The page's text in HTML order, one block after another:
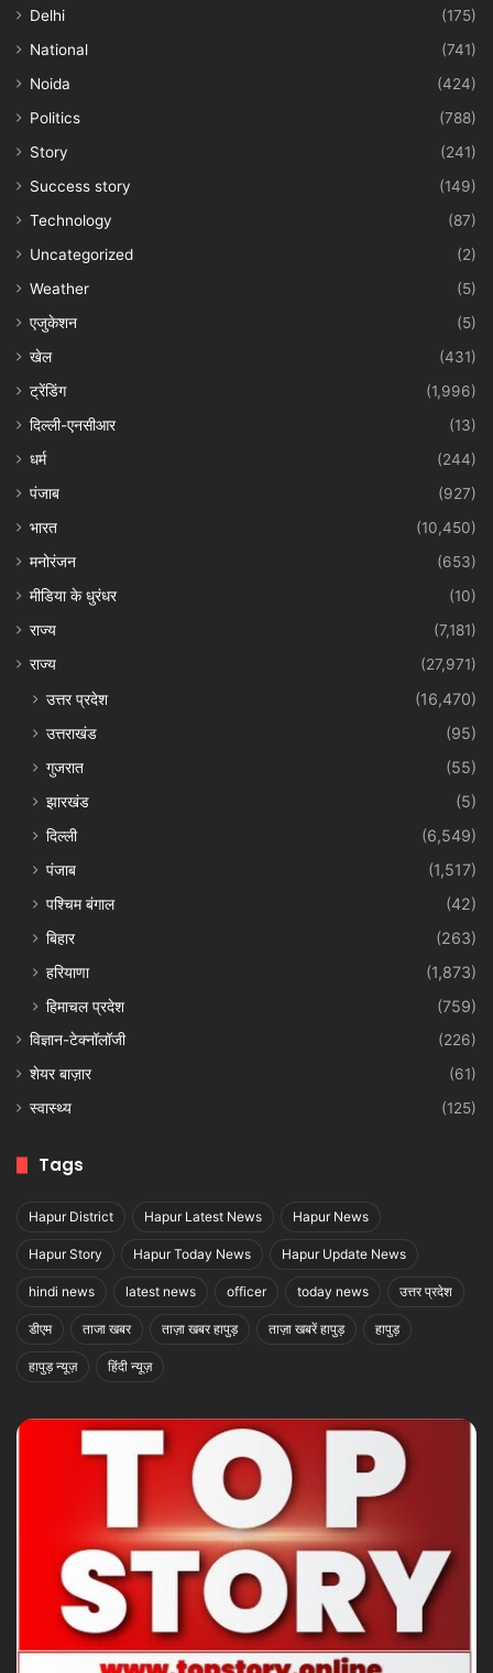
Delhi
(175)
National
(741)
Noida
(424)
Politics
(788)
Story
(241)
Success story
(149)
Technology
(87)
Uncategorized
(2)
Weather
(5)
एजुकेशन
(5)
खेल
(431)
ट्रेंडिंग
(1,996)
दिल्ली-एनसीआर
(13)
धर्म
(244)
पंजाब
(927)
भारत
(10,450)
मनोरंजन
(653)
मीडिया के धुरंधर
(10)
राज्य
(7,181)
राज्य
(27,971)
उत्तर प्रदेश
(16,470)
उत्तराखंड
(95)
गुजरात
(55)
झारखंड
(5)
दिल्ली
(6,549)
पंजाब
(1,517)
पश्चिम बंगाल
(42)
बिहार
(263)
हरियाणा
(1,873)
हिमाचल प्रदेश
(759)
विज्ञान-टेक्नॉलॉजी
(226)
शेयर बाज़ार
(61)
स्वास्थ्य
(125)
Tags
Hapur District Hapur Latest News Hapur News
Hapur Story Hapur Today News Hapur Update News
hindi news latest news officer today news उत्तर प्रदेश
डीएम ताजा खबर ताज़ा खबर हापुड़ ताज़ा खबरें हापुड़ हापुड़
हापुड़ न्यूज़ हिंदी न्यूज़